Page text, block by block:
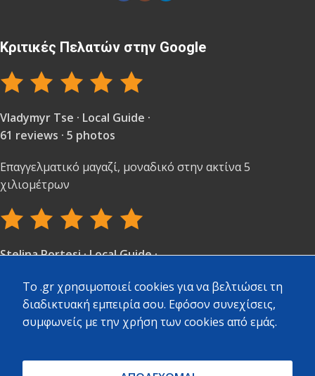
Κριτικές Πελατών στην Google
Vladymyr Tse · Local Guide ·
61 reviews · 5 photos
Επαγγελματικό μαγαζί, μοναδικό στην ακτίνα 5
χιλιομέτρων
Stelina Portesi · Local Guide ·
Πολύ καλή εξυπηρέτηση και ποικιλία υλικών.
To .gr χρησιμοποιεί cookies για να βελτιώσει τη
διαδικτυακή εμπειρία σου. Εφόσον συνεχίσεις,
συμφωνείς με την χρήση των cookies από εμάς.